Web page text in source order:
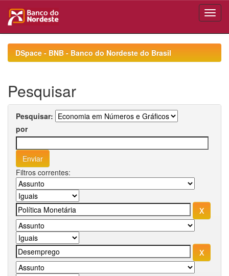
navigationDSpace - BNB - Banco do Nordeste do Brasil
Pesquisar
Pesquisar:
por
Filtros correntes: